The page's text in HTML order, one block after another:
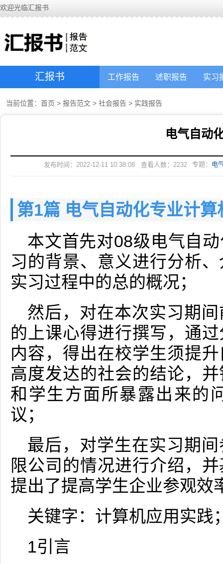
欢迎光临汇报书
汇报书 工作报告 述职报告 实习
当前位置： 首页 > 报告范文 > 社会报告 > 实践报告
电气自动
发布时间：2022-12-11 10:38:08 查看人数： 2232 专题： 电
第1篇 电气自动化专业计
本文首先对08级电气自
习的背景、意义进行分析
实习过程中的总的概况；
然后，对在本次实习期
的上课心得进行撰写，通
内容，得出在校学生须提
高度发达的社会的结论，
和学生方面所暴露出来的
议；
最后，对学生在实习期
限公司的情况进行介绍，
提出了提高学生企业参观效
关键字：计算机应用实践
1引言